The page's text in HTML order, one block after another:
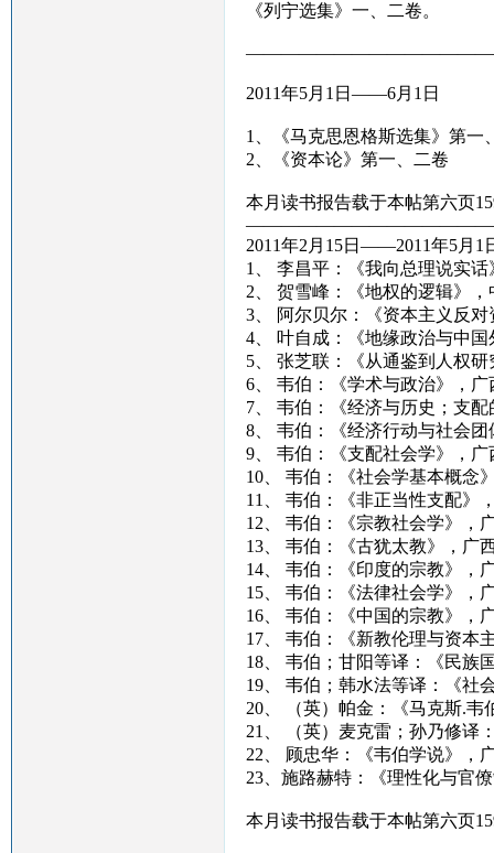
《列宁选集》一、二卷。
2011年5月1日——6月1日
1、《马克思恩格斯选集》第一
2、《资本论》第一、二卷
本月读书报告载于本帖第六页
2011年2月15日——2011年5月1
1、 李昌平：《我向总理说实
2、 贺雪峰：《地权的逻辑》
3、 阿尔贝尔：《资本主义反
4、 叶自成：《地缘政治与中
5、 张芝联：《从通鉴到人权
6、 韦伯：《学术与政治》，广
7、 韦伯：《经济与历史；支
8、 韦伯：《经济行动与社会
9、 韦伯：《支配社会学》，广
10、 韦伯：《社会学基本概念
11、 韦伯：《非正当性支配》
12、 韦伯：《宗教社会学》，
13、 韦伯：《古犹太教》，广
14、 韦伯：《印度的宗教》，
15、 韦伯：《法律社会学》，
16、 韦伯：《中国的宗教》，
17、 韦伯：《新教伦理与资本
18、 韦伯；甘阳等译：《民族
19、 韦伯；韩水法等译：《社
20、 （英）帕金：《马克斯.韦
21、 （英）麦克雷；孙乃修译
22、 顾忠华：《韦伯学说》，
23、施路赫特：《理性化与官
本月读书报告载于本帖第六页